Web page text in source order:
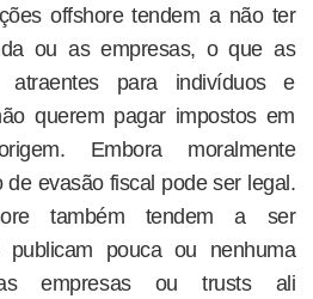
offshore tendem a não ter
ou as empresas, o que as
atraentes para indivíduos e
querem pagar impostos em
Embora moralmente
de evasão fiscal pode ser legal.
também tendem a ser
publicam pouca ou nenhuma
empresas ou trusts ali